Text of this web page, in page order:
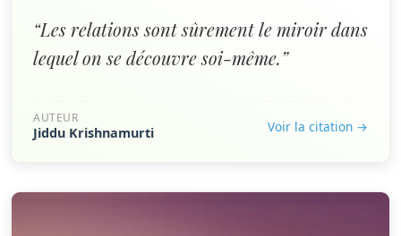
“Les relations sont sûrement le miroir dans
lequel on se découvre soi-même.”
AUTEUR
Jiddu Krishnamurti Voir la citation →